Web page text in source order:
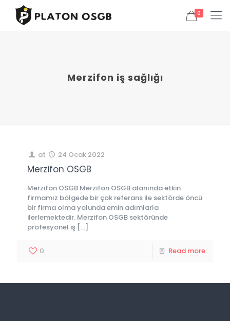
0
Merzifon iş sağlığı
at 24 Ocak 2022
Merzifon OSGB
Merzifon OSGB Merzifon OSGB alanında etkin
firmamız bölgede bir çok referans ile sektörde öncü
bir firma olma yolunda emin adımlarla
ilerlemektedir. Merzifon OSGB sektöründe
profesyonel iş […]
0 Read more